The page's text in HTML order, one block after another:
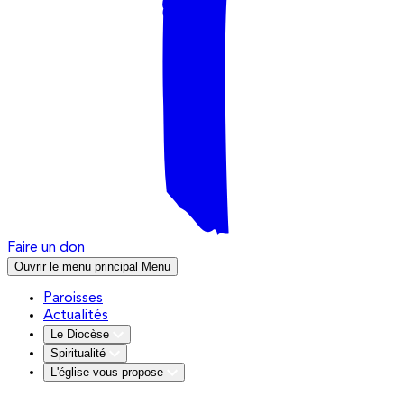
Faire un don
Ouvrir le menu principal Menu
Paroisses
Actualités
Le Diocèse
Spiritualité
L'église vous propose